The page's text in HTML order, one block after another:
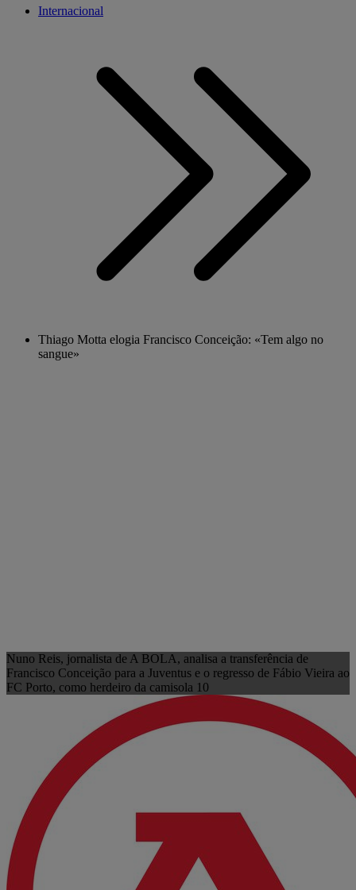
Internacional
Thiago Motta elogia Francisco Conceição: «Tem algo no
sangue»
Nuno Reis, jornalista de A BOLA, analisa a transferência de
Francisco Conceição para a Juventus e o regresso de Fábio Vieira ao
FC Porto, como herdeiro da camisola 10